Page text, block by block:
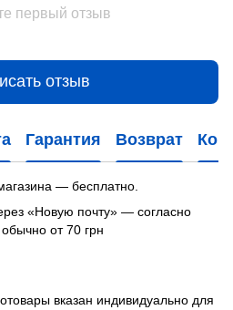
первый отзыв
отзыв
Гарантия Возврат
— бесплатно.
«Новую почту» — согласно
от 70 грн
вказан индивидуально для